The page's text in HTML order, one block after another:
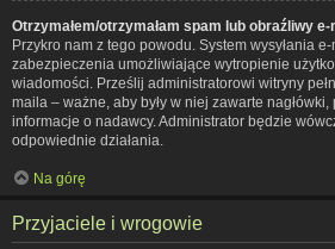
Otrzymałem/otrzymałam spam lub obraźliwy
Przykro nam z tego powodu. System wysyłania
zabezpieczenia umożliwiające wytropienie
wiadomości. Prześlij administratorowi witryny
maila – ważne, aby były w niej zawarte
informacje o nadawcy. Administrator będzie
odpowiednie działania.
Na górę
Przyjaciele i wrogowie